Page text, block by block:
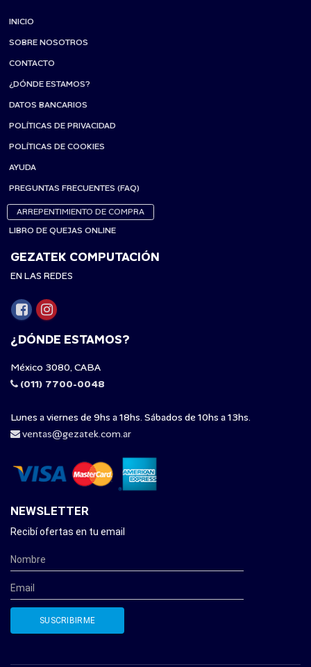
INICIO
SOBRE NOSOTROS
CONTACTO
¿DÓNDE ESTAMOS?
DATOS BANCARIOS
POLÍTICAS DE PRIVACIDAD
POLÍTICAS DE COOKIES
AYUDA
PREGUNTAS FRECUENTES (FAQ)
ARREPENTIMIENTO DE COMPRA
LIBRO DE QUEJAS ONLINE
GEZATEK COMPUTACIÓN
EN LAS REDES
¿DÓNDE ESTAMOS?
México 3080, CABA
(011) 7700-0048
Lunes a viernes de 9hs a 18hs. Sábados de 10hs a 13hs.
ventas@gezatek.com.ar
NEWSLETTER
Recibí ofertas en tu email